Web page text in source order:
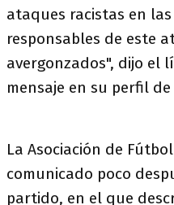
ataques racistas en las
responsables de este
avergonzados", dijo el
mensaje en su perfil
La Asociación de
comunicado poco
partido, en el que